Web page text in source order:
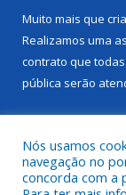
Muito mais que
Realizamos uma
contrato que
pública serão
Nós usamos
navegação no
concorda com a